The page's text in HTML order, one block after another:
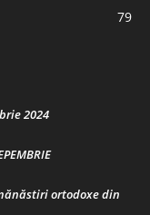
79
2024
ortodoxe din